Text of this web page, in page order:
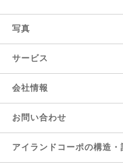
写真
サービス
会社情報
お問い合わせ
アイランドコーポの構造